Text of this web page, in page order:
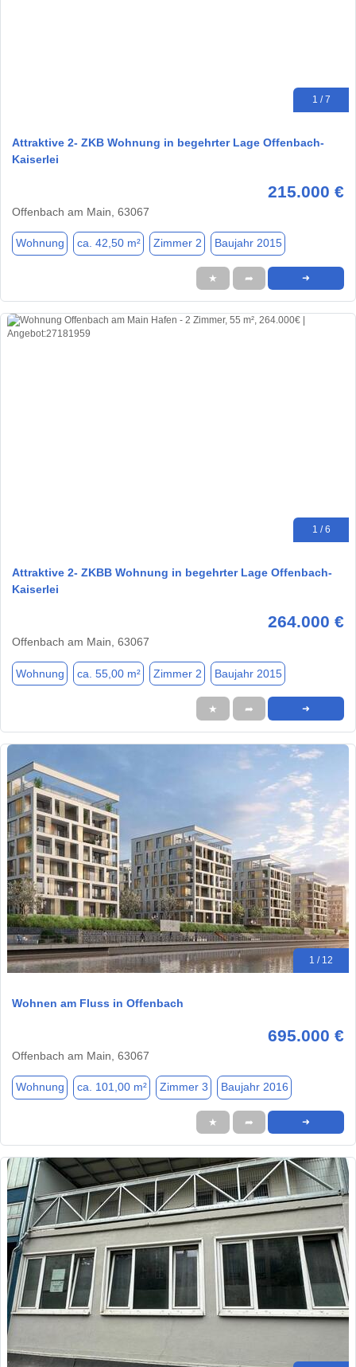
1 / 7
Attraktive 2- ZKB Wohnung in begehrter Lage Offenbach-
Kaiserlei
215.000 €
Offenbach am Main, 63067
Wohnung ca. 42,50 m² Zimmer 2 Baujahr 2015
★ ➦ ➜
1 / 6
Attraktive 2- ZKBB Wohnung in begehrter Lage Offenbach-
Kaiserlei
264.000 €
Offenbach am Main, 63067
Wohnung ca. 55,00 m² Zimmer 2 Baujahr 2015
★ ➦ ➜
1 / 12
Wohnen am Fluss in Offenbach
695.000 €
Offenbach am Main, 63067
Wohnung ca. 101,00 m² Zimmer 3 Baujahr 2016
★ ➦ ➜